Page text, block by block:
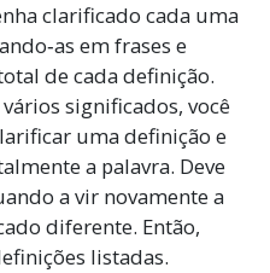
clarificado cada uma
em frases e
de cada definição.
significados, você
uma definição e
a palavra. Deve
a vir novamente a
diferente. Então,
listadas.